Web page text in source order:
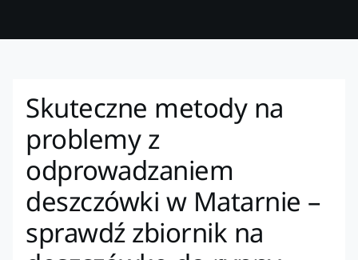
Skuteczne metody na
problemy z
odprowadzaniem
deszczówki w Matarnie –
sprawdź zbiornik na